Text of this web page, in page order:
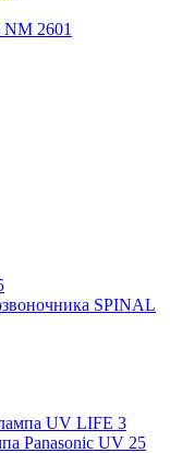
2601
SPINAL
UV LIFE 3
Panasonic UV 25